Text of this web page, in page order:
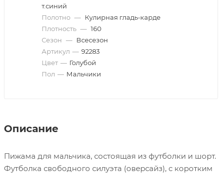
т.синий
Полотно — Кулирная гладь-карде
Плотность — 160
Сезон — Всесезон
Артикул — 92283
Цвет — Голубой
Пол — Мальчики
Описание
Пижама для мальчика, состоящая из футболки и шорт.
Футболка свободного силуэта (оверсайз), с коротким